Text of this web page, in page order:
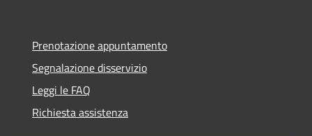
Prenotazione appuntamento
Segnalazione disservizio
Leggi le FAQ
Richiesta assistenza